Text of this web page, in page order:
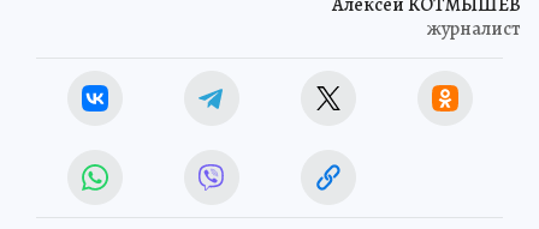
журналист